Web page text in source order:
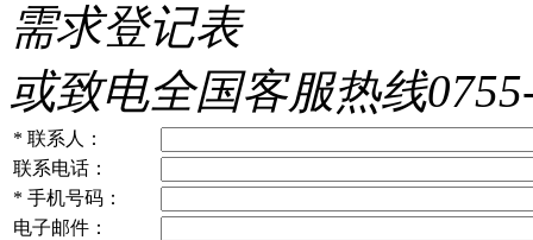
需求登记表
或致电全国客服热线
* 联系人：
联系电话：
* 手机号码：
电子邮件：